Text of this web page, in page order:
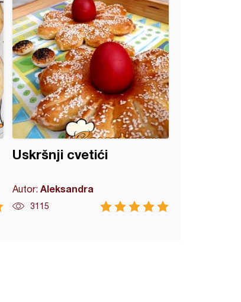
Uskršnji cvetići
Autor:Aleksandra
3115